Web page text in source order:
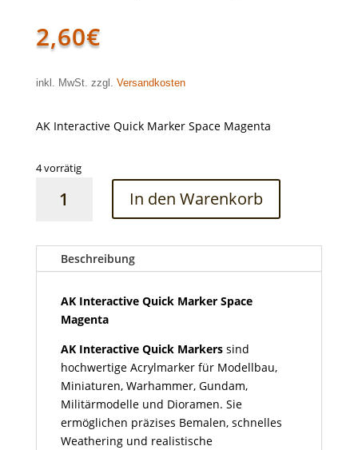
2,60€
inkl. MwSt. zzgl. Versandkosten
AK Interactive Quick Marker Space Magenta
4 vorrätig
Interactive
Space
Magenta
Menge
In den Warenkorb
Beschreibung
AK Interactive Quick Marker Space
Magenta
AK Interactive Quick Markerssind
hochwertige Acrylmarker für Modellbau,
Miniaturen, Warhammer, Gundam,
Militärmodelle und Dioramen. Sie
ermöglichen präzises Bemalen, schnelles
Weathering und realistische